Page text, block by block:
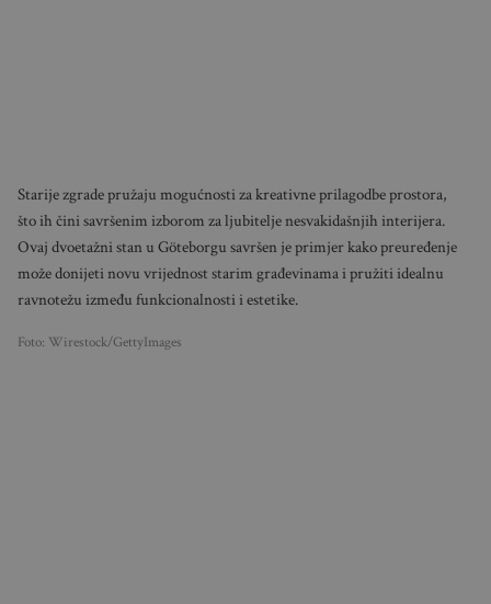
Starije zgrade pružaju mogućnosti za kreativne prilagodbe prostora,
što ih čini savršenim izborom za ljubitelje nesvakidašnjih interijera.
Ovaj dvoetažni stan u Göteborgu savršen je primjer kako preuređenje
može donijeti novu vrijednost starim građevinama i pružiti idealnu
ravnotežu između funkcionalnosti i estetike.
Foto: Wirestock/GettyImages